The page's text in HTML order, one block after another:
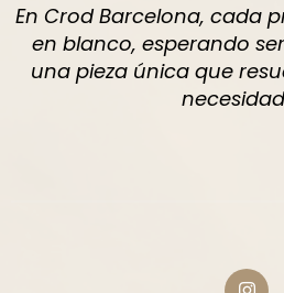
En Crod Barcelona, cada
en blanco, esperando
una pieza única que